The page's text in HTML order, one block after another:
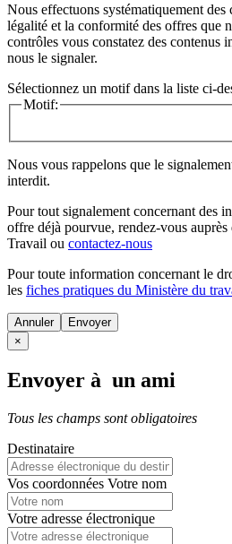
Nous effectuons systématiquement
légalité et la conformité des offres que
contrôles vous constatez des contenus
nous le signaler.
Sélectionnez un motif dans la liste ci-
Motif:
Nous vous rappelons que le
interdit.
Pour tout signalement concernant des
offre déjà pourvue, rendez-vous
Travail ou contactez-nous
Pour toute information concernant le
les fiches pratiques du Ministère du
Annuler
×
Envoyer à un ami
Tous les champs sont obligatoires
Destinataire
Vos coordonnées Votre nom
Votre adresse électronique